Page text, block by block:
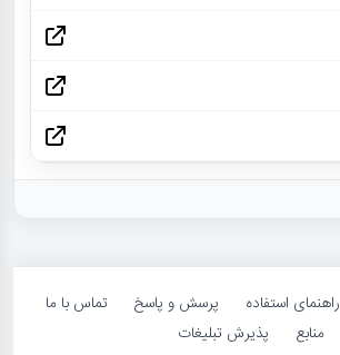
راهنمای استفاده پرسش و پاسخ
تماس با ما
منابع
پذیرش تبلیغات